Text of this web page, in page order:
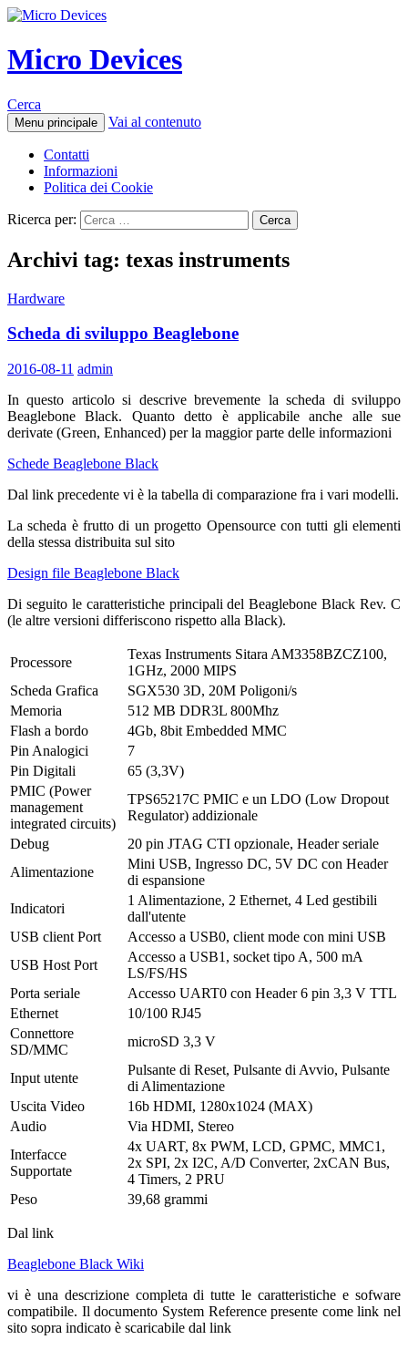
Micro Devices
Cerca
Menu principale Vai al contenuto
Contatti
Informazioni
Politica dei Cookie
Ricerca per:
Archivi tag: texas instruments
Hardware
Scheda di sviluppo Beaglebone
2016-08-11 admin
In questo articolo si descrive brevemente la scheda di sviluppo
Beaglebone Black. Quanto detto è applicabile anche alle sue
derivate (Green, Enhanced) per la maggior parte delle informazioni
Schede Beaglebone Black
Dal link precedente vi è la tabella di comparazione fra i vari modelli.
La scheda è frutto di un progetto Opensource con tutti gli elementi
della stessa distribuita sul sito
Design file Beaglebone Black
Di seguito le caratteristiche principali del Beaglebone Black Rev. C
(le altre versioni differiscono rispetto alla Black).
Processore
Texas Instruments Sitara AM3358BZCZ100,
1GHz, 2000 MIPS
Scheda Grafica
SGX530 3D, 20M Poligoni/s
Memoria
512 MB DDR3L 800Mhz
Flash a bordo
4Gb, 8bit Embedded MMC
Pin Analogici
7
Pin Digitali
65 (3,3V)
PMIC (Power
management
integrated circuits)
TPS65217C PMIC e un LDO (Low Dropout
Regulator) addizionale
Debug
20 pin JTAG CTI opzionale, Header seriale
Alimentazione
Mini USB, Ingresso DC, 5V DC con Header
di espansione
Indicatori
1 Alimentazione, 2 Ethernet, 4 Led gestibili
dall'utente
USB client Port
Accesso a USB0, client mode con mini USB
USB Host Port
Accesso a USB1, socket tipo A, 500 mA
LS/FS/HS
Porta seriale
Accesso UART0 con Header 6 pin 3,3 V TTL
Ethernet
10/100 RJ45
Connettore
SD/MMC
microSD 3,3 V
Input utente
Pulsante di Reset, Pulsante di Avvio, Pulsante
di Alimentazione
Uscita Video
16b HDMI, 1280x1024 (MAX)
Audio
Via HDMI, Stereo
Interfacce
Supportate
4x UART, 8x PWM, LCD, GPMC, MMC1,
2x SPI, 2x I2C, A/D Converter, 2xCAN Bus,
4 Timers, 2 PRU
Peso
39,68 grammi
Dal link
Beaglebone Black Wiki
vi è una descrizione completa di tutte le caratteristiche e sofware
compatibile. Il documento System Reference presente come link nel
sito sopra indicato è scaricabile dal link